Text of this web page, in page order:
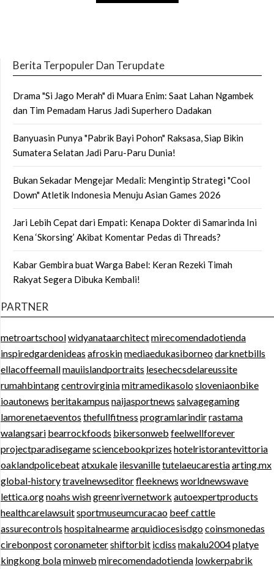
Berita Terpopuler Dan Terupdate
Drama "Si Jago Merah" di Muara Enim: Saat Lahan Ngambek
dan Tim Pemadam Harus Jadi Superhero Dadakan
Banyuasin Punya "Pabrik Bayi Pohon" Raksasa, Siap Bikin
Sumatera Selatan Jadi Paru-Paru Dunia!
Bukan Sekadar Mengejar Medali: Mengintip Strategi "Cool
Down" Atletik Indonesia Menuju Asian Games 2026
Jari Lebih Cepat dari Empati: Kenapa Dokter di Samarinda Ini
Kena ‘Skorsing’ Akibat Komentar Pedas di Threads?
Kabar Gembira buat Warga Babel: Keran Rezeki Timah
Rakyat Segera Dibuka Kembali!
PARTNER
metroartschoolwidyanataarchitectmirecomendadotienda
inspiredgardenideas afroskinmediaedukasiborneodarknetbills
ellacoffeemallmauiislandportraits lesechecsdelareussite
rumahbintangcentrovirginiamitramedikasolosloveniaonbike
ioautonews beritakampus naijasportnews salvagegaming
lamorenetaeventos thefullfitness programlarindirrastama
walangsari bearrockfoods bikersonweb feelwellforever
projectparadisegamesciencebookprizes hotelristorantevittoria
oaklandpolicebeatatxukale ilesvanilletutelaeucarestiaarting.mx
global-historytravelnewseditorfleeknews worldnewswave
lettica.orgnoahs wishgreenrivernetwork autoexpertproducts
healthcarelawsuitsportmuseumcuracao beef cattle
assurecontrols hospitalnearmearquidiocesisdgocoinsmonedas
cirebonpostcoronametershiftorbit icdiss makalu2004platye
kingkong bolaminweb mirecomendadotienda lowkerpabrik